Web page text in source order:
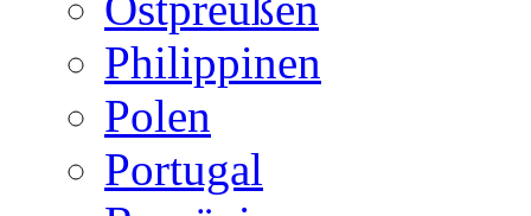
Philippinen
Polen
Portugal